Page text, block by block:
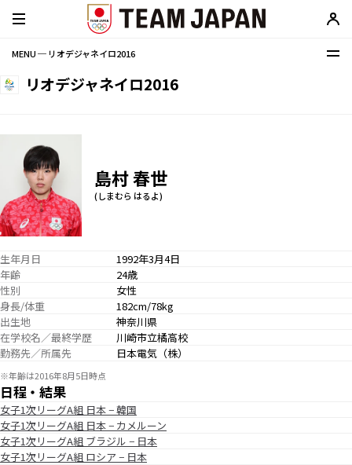
MENU ─ リオデジャネイロ2016
リオデジャネイロ2016
島村 春世
(しまむら はるよ)
生年月日
1992年3月4日
年齢
24歳
性別
女性
身長/体重
182cm/78kg
出生地
神奈川県
在学校名／最終学歴
川崎市立橘高校
勤務先／所属先
日本電気（株）
※年齢は2016年8月5日時点
日程・結果
女子1次リーグA組 日本 − 韓国
女子1次リーグA組 日本 − カメルーン
女子1次リーグA組 ブラジル − 日本
女子1次リーグA組 ロシア − 日本